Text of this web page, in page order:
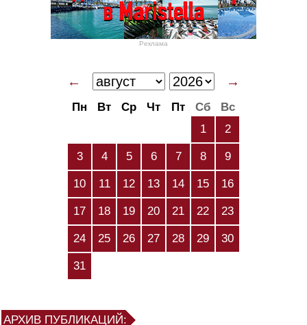
Реклама
← →
Пн Вт Ср Чт Пт Сб
Вс
1
2
3 4 5 6 7 8 9
10 11 12 13 14 15 16
17 18 19 20 21 22 23
24 25 26 27 28 29 30
31
АРХИВ ПУБЛИКАЦИЙ: